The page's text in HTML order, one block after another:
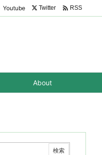
About
Youtube Twitter  RSS